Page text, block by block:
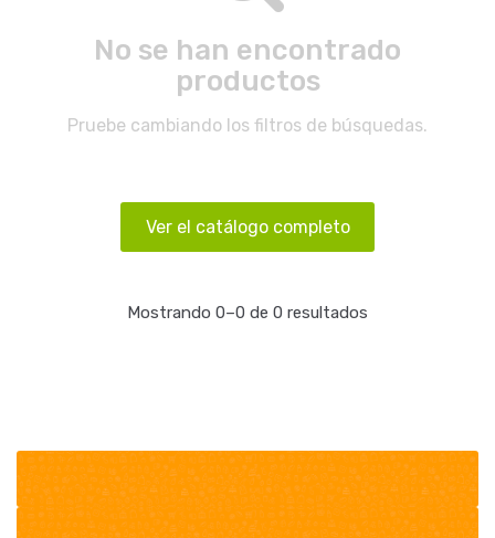
No se han encontrado
productos
Pruebe cambiando los filtros de búsquedas.
Ver el catálogo completo
Mostrando 0–0 de 0 resultados